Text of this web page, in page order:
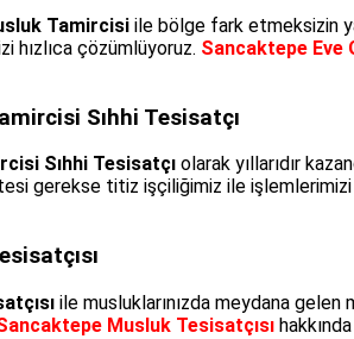
Tamircisi ile bölge fark etmeksizin
hızlıca çözümlüyoruz. Sancaktepe Eve
Sıhhi Tesisatçı
Sıhhi Tesisatçı olarak yıllarıdır
gerekse titiz işçiliğimiz ile
ile musluklarınızda meydana
Musluk Tesisatçısı